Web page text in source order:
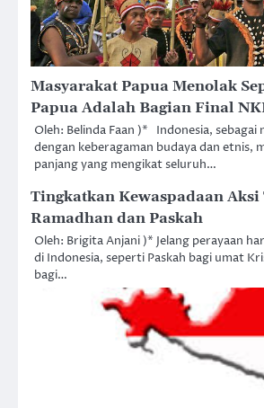
Masyarakat Papua Menolak
Papua Adalah Bagian Final
Oleh: Belinda Faan )* Indonesia, sebagai
dengan keberagaman budaya dan etnis,
panjang yang mengikat seluruh…
Tingkatkan Kewaspadaan Aksi
Ramadhan dan Paskah
Oleh: Brigita Anjani )* Jelang perayaan
di Indonesia, seperti Paskah bagi umat
bagi…